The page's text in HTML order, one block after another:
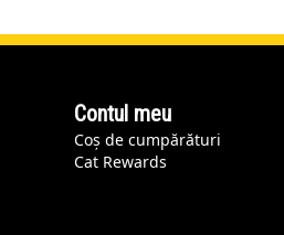
Contul meu
Coș de cumpărături
Cat Rewards